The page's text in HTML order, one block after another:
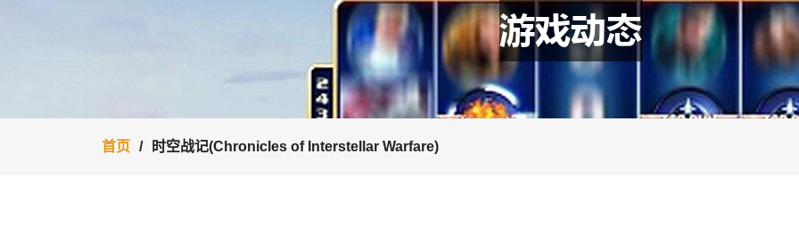
首页 时空战记(Chronicles of Interstellar Warfare)